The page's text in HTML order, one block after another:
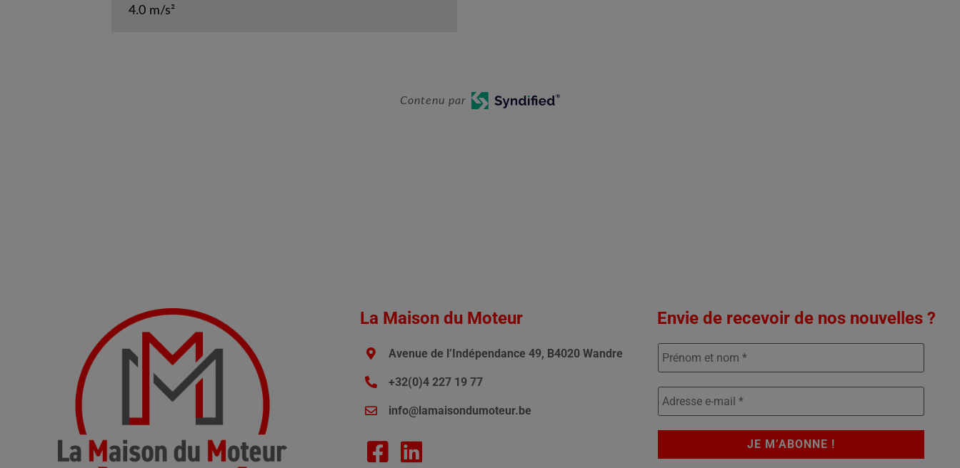
4.0 m/s²
Contenu par
La Maison du Moteur
Avenue de l’Indépendance 49, B4020 Wandre
+32(0)4 227 19 77
info@lamaisondumoteur.be
Envie de recevoir de nos nouvelles ?